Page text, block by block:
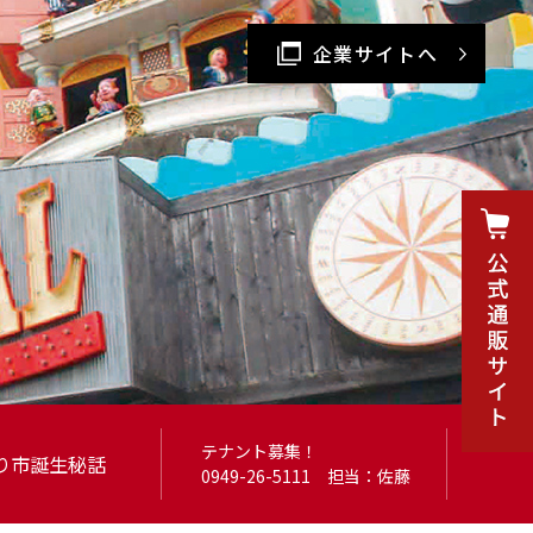
企業サイトへ
市誕生秘話
テナント募集！
0949-26-5111 担当：佐藤